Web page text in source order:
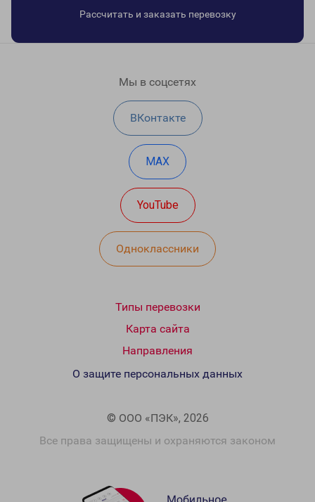
Рассчитать и заказать перевозку
Мы в соцсетях
ВКонтакте
MAX
YouTube
Одноклассники
Типы перевозки
Карта сайта
Направления
© ООО «ПЭК», 2026
Все права защищены и охраняются законом
О защите персональных данных